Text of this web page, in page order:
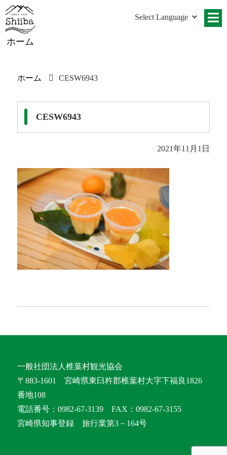
ホーム
ホーム CESW6943
CESW6943
2021年11月1日
一般社団法人椎葉村観光協会
〒883-1601 宮崎県東臼杵郡椎葉村大字下福良1826
番地108
電話番号：0982-67-3139 FAX：0982-67-3155
宮崎県知事登録 旅行業第3－164号